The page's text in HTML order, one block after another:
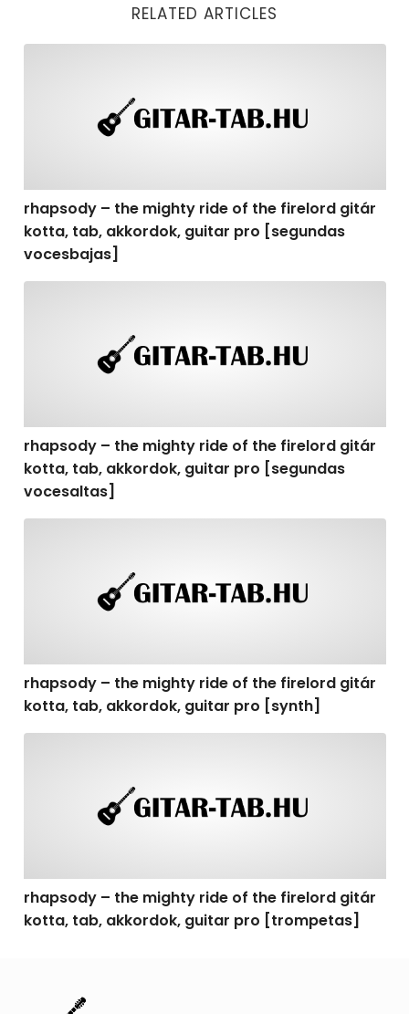
RELATED ARTICLES
rhapsody – the mighty ride of the firelord gitár
kotta, tab, akkordok, guitar pro [segundas
vocesbajas]
rhapsody – the mighty ride of the firelord gitár
kotta, tab, akkordok, guitar pro [segundas
vocesaltas]
rhapsody – the mighty ride of the firelord gitár
kotta, tab, akkordok, guitar pro [synth]
rhapsody – the mighty ride of the firelord gitár
kotta, tab, akkordok, guitar pro [trompetas]